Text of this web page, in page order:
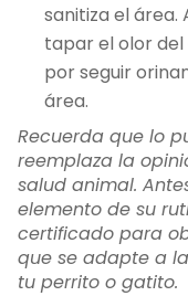
sanitiza el área.
tapar el olor
por seguir
área.
Recuerda que lo
reemplaza la
salud animal.
elemento de su
certificado para
que se adapte a
tu perrito o gatito.